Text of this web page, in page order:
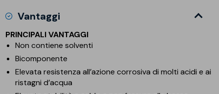
Vantaggi
PRINCIPALI VANTAGGI
Non contiene solventi
Bicomponente
Elevata resistenza all’azione corrosiva di molti acidi e ai
ristagni d’acqua